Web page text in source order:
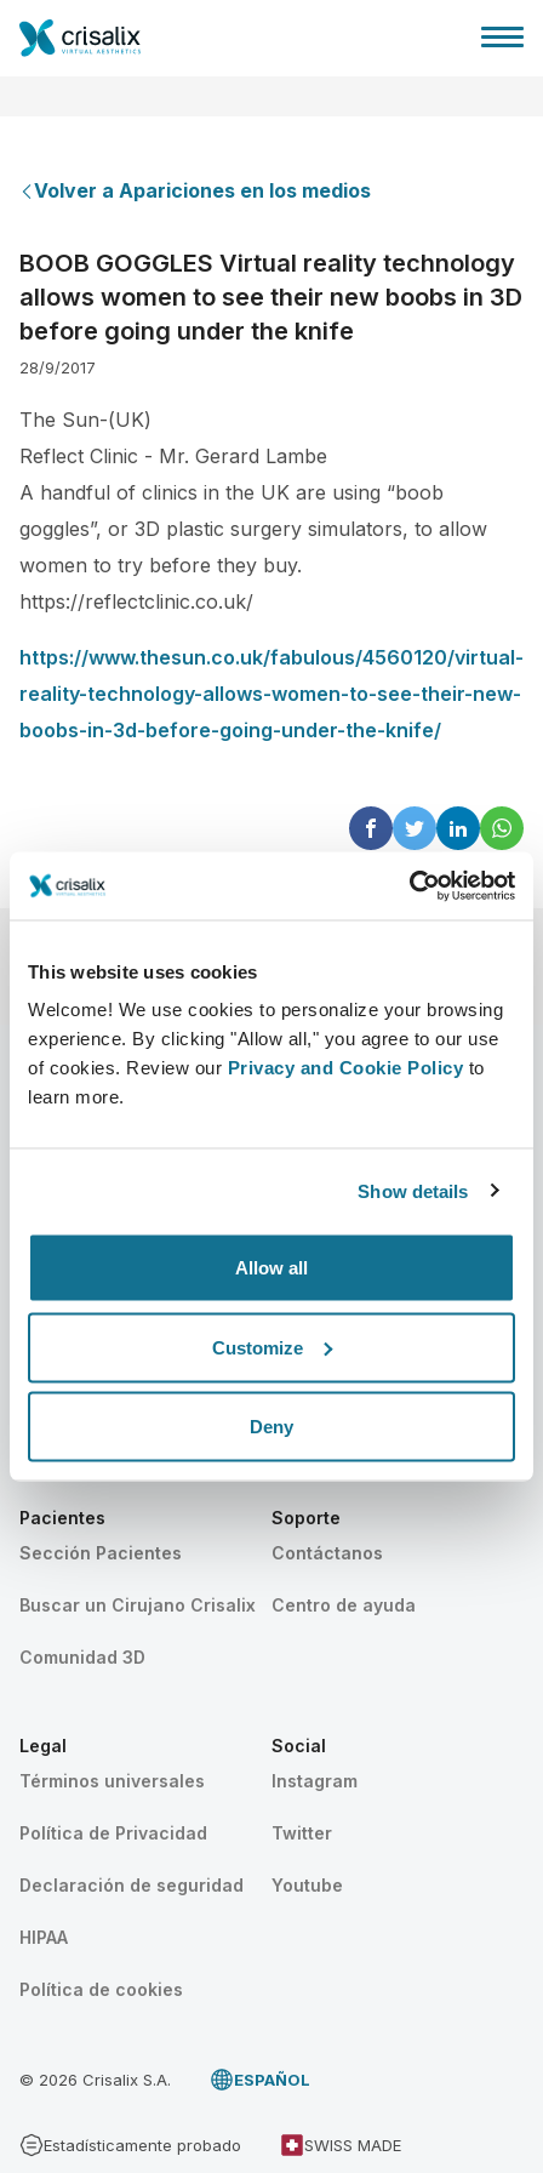
This website uses cookies
Welcome! We use cookies to personalize your browsing
experience. By clicking "Allow all," you agree to our use
of cookies. Review our Privacy and Cookie Policy to
learn more.
Show details
Allow all
Customize
Deny
Planes y Precios
Reseñas de pacientes
Volver a Apariciones en los medios
BOOB GOGGLES Virtual reality technology
allows women to see their new boobs in 3D
before going under the knife
28/9/2017
The Sun-(UK)
Reflect Clinic - Mr. Gerard Lambe
A handful of clinics in the UK are using “boob
goggles”, or 3D plastic surgery simulators, to allow
women to try before they buy.
https://reflectclinic.co.uk/
https://www.thesun.co.uk/fabulous/4560120/virtual-
reality-technology-allows-women-to-see-their-new-
boobs-in-3d-before-going-under-the-knife/
Eventos
Planes para cirujanos
Customer Stories
Pacientes
Sección Pacientes
Buscar un Cirujano Crisalix
Comunidad 3D
Soporte
Contáctanos
Centro de ayuda
Legal
Términos universales
Política de Privacidad
Declaración de seguridad
HIPAA
Política de cookies
Social
Instagram
Twitter
Youtube
© 2026 Crisalix S.A. ESPAÑOL
Estadísticamente probado SWISS MADE